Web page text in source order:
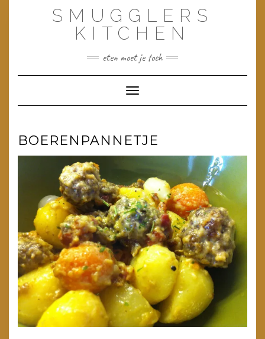
SMUGGLERS
KITCHEN
eten moet je toch
Toggle navigatie
BOERENPANNETJE